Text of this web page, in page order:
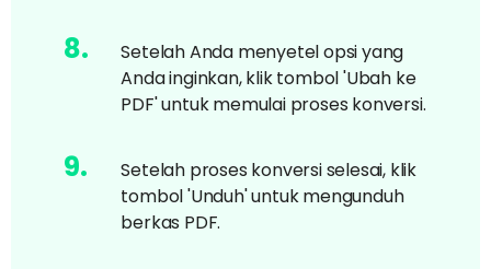
8.
Setelah Anda menyetel opsi yang
Anda inginkan, klik tombol 'Ubah ke
PDF' untuk memulai proses konversi.
9.
Setelah proses konversi selesai, klik
tombol 'Unduh' untuk mengunduh
berkas PDF.